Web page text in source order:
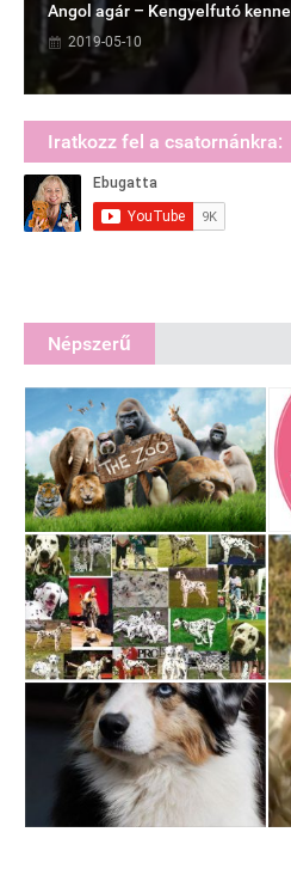
Angol agár – Kengyelfutó kennel
2019-05-10
Iratkozz fel a csatornánkra:
Népszerű